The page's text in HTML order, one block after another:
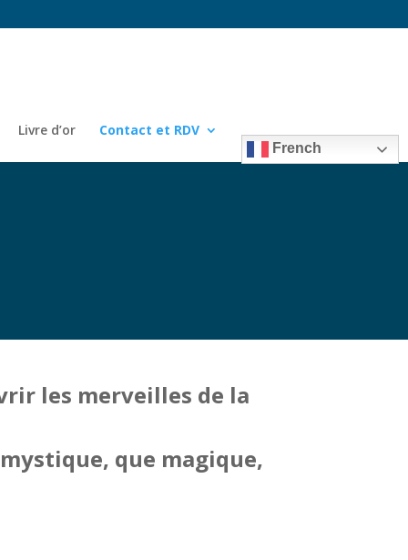
Livre d’or Contact et RDV
French
les merveilles de la
que magique,